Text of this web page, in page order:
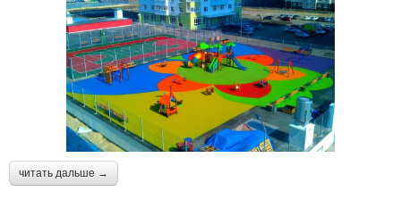
читать дальше →